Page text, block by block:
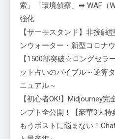
索」「環境偵察」➡ WAF（
強化
【サーモスタンド】非接触
ンウォーター・新型コロナ
【1500部突破☆ロングセラ
ット占いのバイブル～逆算
ニュアル～
【初心者OK!】Midjourney
ンプト全公開！【豪華3大特
もうポストに悩まない！